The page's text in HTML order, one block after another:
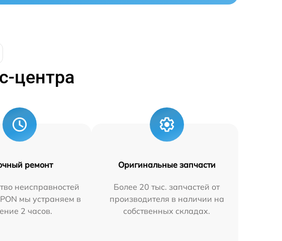
центра
ремонт
неисправностей
мы устраняем в
2 часов.
Оригинальные запчасти
Более 20 тыс. запчастей от
производителя в наличии на
собственных складах.